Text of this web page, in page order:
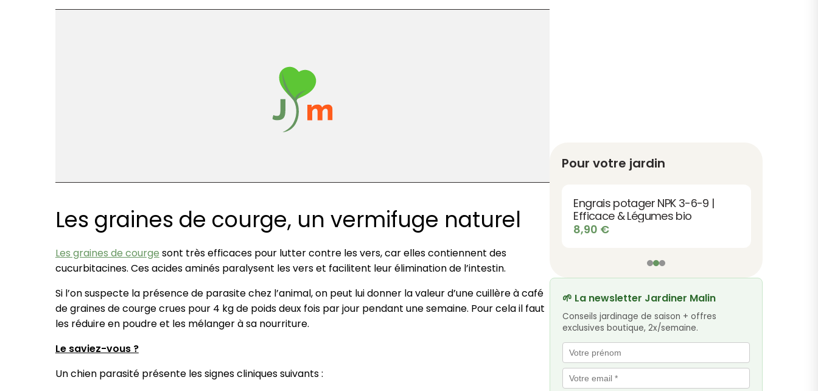
Les graines de courge, un vermifuge naturel
Les graines de courge sont très efficaces pour lutter contre les vers, car elles contiennent des
cucurbitacines. Ces acides aminés paralysent les vers et facilitent leur élimination de l’intestin.
Si l’on suspecte la présence de parasite chez l’animal, on peut lui donner la valeur d’une cuillère à café
de graines de courge crues pour 4 kg de poids deux fois par jour pendant une semaine. Pour cela il faut
les réduire en poudre et les mélanger à sa nourriture.
Le saviez-vous ?
Un chien parasité présente les signes cliniques suivants :
Pour votre jardin
Engrais potager NPK 3-6-9 |
Efficace & Légumes bio
8,90 €
🌱 La newsletter Jardiner Malin
Conseils jardinage de saison + offres
exclusives boutique, 2x/semaine.